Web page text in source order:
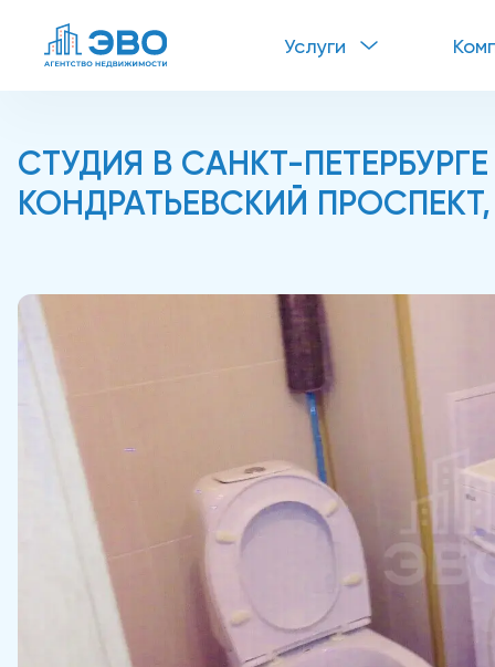
Услуги
СТУДИЯ В САНКТ-
КОНДРАТЬЕВСКИЙ ПРОСПЕКТ,